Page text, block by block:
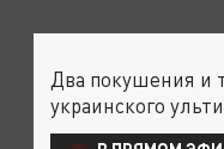
Два покушения и
украинского